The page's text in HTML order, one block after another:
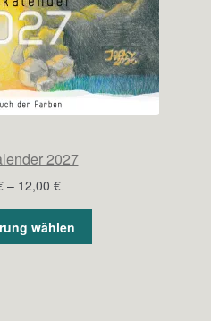
2027
– 12,00 €Preisspanne:
bis
12,00 €
wählen